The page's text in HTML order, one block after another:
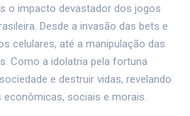
o impacto devastador dos jogos
Desde a invasão das bets e
celulares, até a manipulação das
Como a idolatria pela fortuna
e destruir vidas, revelando
sociais e morais.